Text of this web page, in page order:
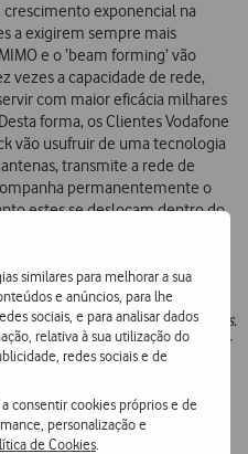
similares para melhorar a sua
e anúncios, para lhe
sociais, e para analisar dados
relativa à sua utilização do
redes sociais e de
consentir cookies próprios e de
personalização e
de Cookies
exponencial na
a exigirem sempre mais
e o ‘beam forming’ vão
vezes a capacidade de rede,
com maior eficácia milhares
forma, os Clientes Vodafone
vão usufruir de uma tecnologia
transmite a rede de
permanentemente o
estes se deslocam dentro do
do Rock in Rio-Lisboa, onde o
e exigente, usufruir de Massive
vantagem para os Clientes.
que é considerado o maior
Vodafone dá mais um passo a
a excelência da atual
que podem ir até 1Gbps em
da Vodafone Portugal.